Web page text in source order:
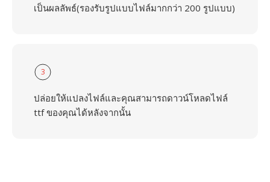
เป็นผลลัพธ์(รองรับรูปแบบไฟล์มากกว่า 200 รูปแบบ)
3
ปล่อยให้แปลงไฟล์และคุณสามารถดาวน์โหลดไฟล์
ttf ของคุณได้หลังจากนั้น